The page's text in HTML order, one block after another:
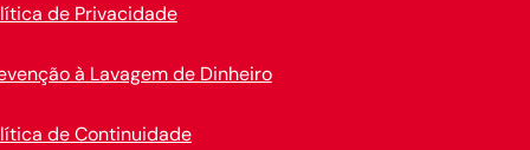
de Privacidade
à Lavagem de Dinheiro
de Continuidade